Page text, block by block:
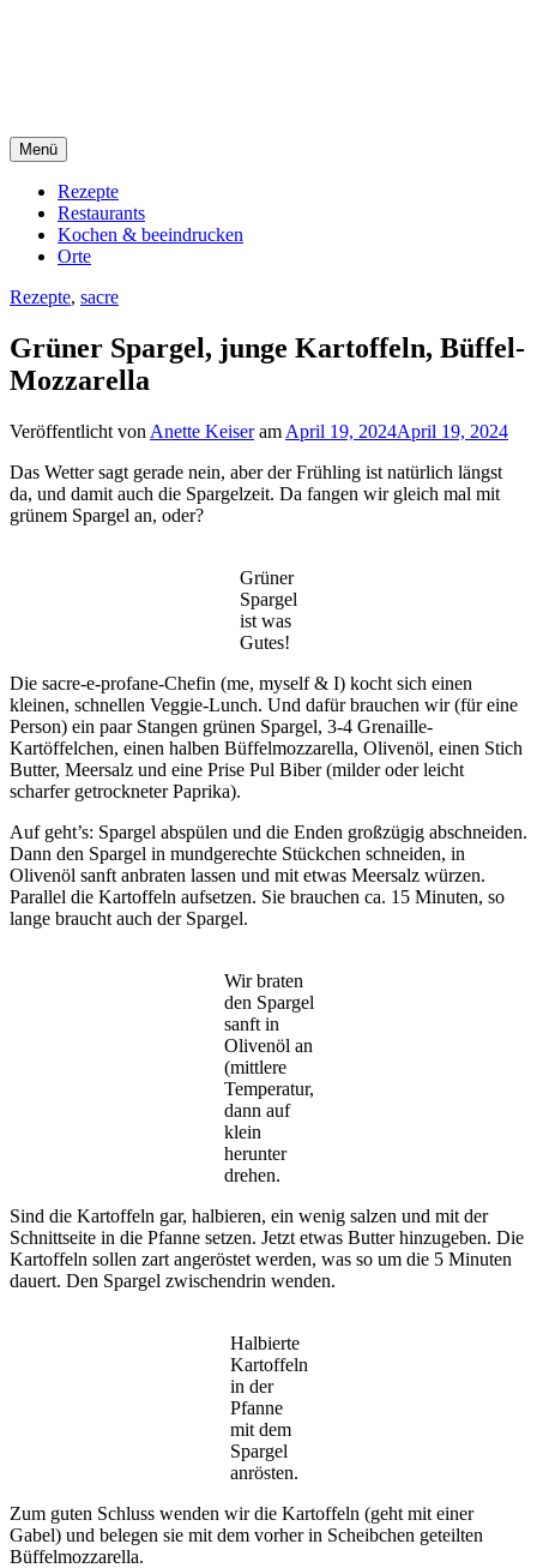
Menü
Rezepte
Restaurants
Kochen & beeindrucken
Orte
Rezepte, sacre
Grüner Spargel, junge Kartoffeln, Büffel-
Mozzarella
Veröffentlicht von Anette Keiseram April 19, 2024April 19, 2024
Das Wetter sagt gerade nein, aber der Frühling ist natürlich längst
da, und damit auch die Spargelzeit. Da fangen wir gleich mal mit
grünem Spargel an, oder?
Grüner
Spargel
ist was
Gutes!
Die sacre-e-profane-Chefin (me, myself & I) kocht sich einen
kleinen, schnellen Veggie-Lunch. Und dafür brauchen wir (für eine
Person) ein paar Stangen grünen Spargel, 3-4 Grenaille-
Kartöffelchen, einen halben Büffelmozzarella, Olivenöl, einen Stich
Butter, Meersalz und eine Prise Pul Biber (milder oder leicht
scharfer getrockneter Paprika).
Auf geht’s: Spargel abspülen und die Enden großzügig abschneiden.
Dann den Spargel in mundgerechte Stückchen schneiden, in
Olivenöl sanft anbraten lassen und mit etwas Meersalz würzen.
Parallel die Kartoffeln aufsetzen. Sie brauchen ca. 15 Minuten, so
lange braucht auch der Spargel.
Wir braten
den Spargel
sanft in
Olivenöl an
(mittlere
Temperatur,
dann auf
klein
herunter
drehen.
Sind die Kartoffeln gar, halbieren, ein wenig salzen und mit der
Schnittseite in die Pfanne setzen. Jetzt etwas Butter hinzugeben. Die
Kartoffeln sollen zart angeröstet werden, was so um die 5 Minuten
dauert. Den Spargel zwischendrin wenden.
Halbierte
Kartoffeln
in der
Pfanne
mit dem
Spargel
anrösten.
Zum guten Schluss wenden wir die Kartoffeln (geht mit einer
Gabel) und belegen sie mit dem vorher in Scheibchen geteilten
Büffelmozzarella.